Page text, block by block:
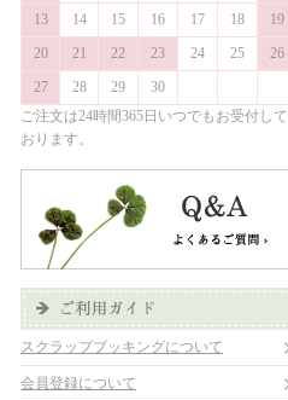
13
14 15 16 17 18
19
20
21 22 23 24 25
26
27
28 29
30
ご注文は24時間365日いつでもお受付して
おります。
スクラップブッキングについて
会員登録について